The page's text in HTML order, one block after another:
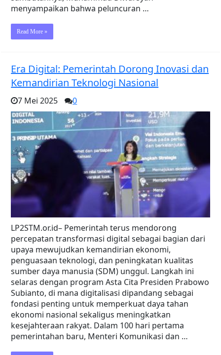
menyampaikan bahwa peluncuran …
Read More »
Era Digital: Pemerintah Dorong Inovasi dan
Kemandirian Teknologi Nasional
7 Mei 2025 0
LP2STM.or.id– Pemerintah terus mendorong
percepatan transformasi digital sebagai bagian dari
upaya mewujudkan kemandirian ekonomi,
penguasaan teknologi, dan peningkatan kualitas
sumber daya manusia (SDM) unggul. Langkah ini
selaras dengan program Asta Cita Presiden Prabowo
Subianto, di mana digitalisasi dipandang sebagai
fondasi penting untuk memperkuat daya tahan
ekonomi nasional sekaligus meningkatkan
kesejahteraan rakyat. Dalam 100 hari pertama
pemerintahan baru, Menteri Komunikasi dan …